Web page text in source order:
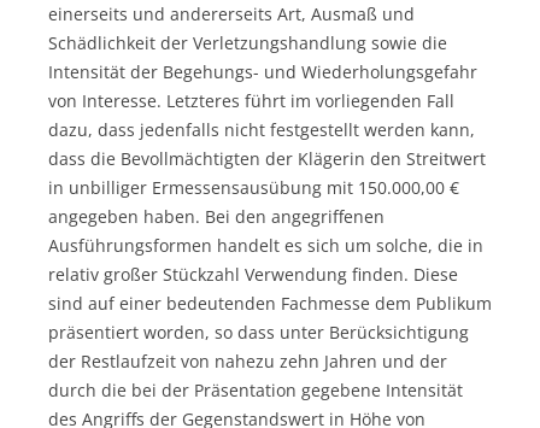
einerseits und andererseits Art, Ausmaß und
Schädlichkeit der Verletzungshandlung sowie die
Intensität der Begehungs- und Wiederholungsgefahr
von Interesse. Letzteres führt im vorliegenden Fall
dazu, dass jedenfalls nicht festgestellt werden kann,
dass die Bevollmächtigten der Klägerin den Streitwert
in unbilliger Ermessensausübung mit 150.000,00 €
angegeben haben. Bei den angegriffenen
Ausführungsformen handelt es sich um solche, die in
relativ großer Stückzahl Verwendung finden. Diese
sind auf einer bedeutenden Fachmesse dem Publikum
präsentiert worden, so dass unter Berücksichtigung
der Restlaufzeit von nahezu zehn Jahren und der
durch die bei der Präsentation gegebene Intensität
des Angriffs der Gegenstandswert in Höhe von